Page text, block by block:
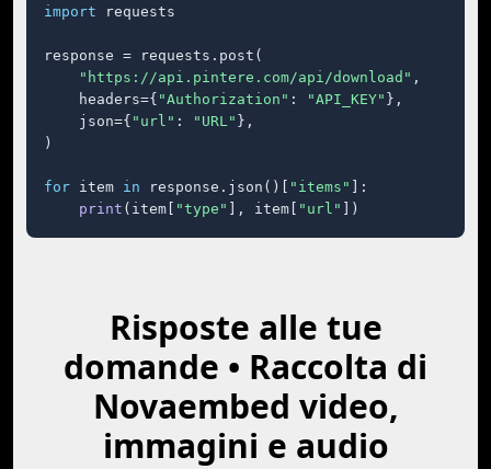
import requests
response = requests.post(
"https://api.pintere.com/api/download" ,
    headers={
"Authorization" : "API_KEY" },
    json={
"url" : "URL" },
)
for item in response.json()[ "items"
]:
print (item[ "type" ], item[ "url" ])
Risposte alle tue
domande • Raccolta di
Novaembed video,
immagini e audio